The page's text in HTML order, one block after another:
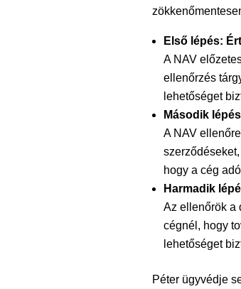
Első lépés:
A NAV
ellenőrzés
lehetőséget
Második
A NAV
hogy a cég
Harmadik
Az ellenőrök a
cégnél, hogy
lehetőséget
Péter ügyvédje